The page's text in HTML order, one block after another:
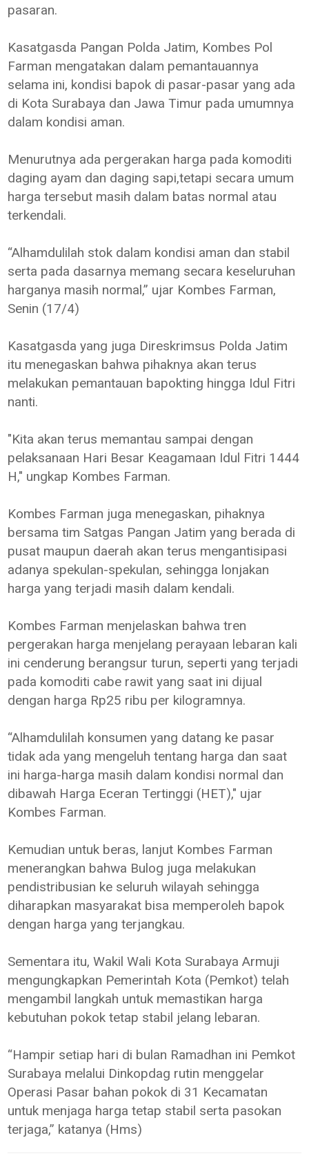
pasaran.
Kasatgasda Pangan Polda Jatim, Kombes Pol
Farman mengatakan dalam pemantauannya
selama ini, kondisi bapok di pasar-pasar yang ada
di Kota Surabaya dan Jawa Timur pada umumnya
dalam kondisi aman.
Menurutnya ada pergerakan harga pada komoditi
daging ayam dan daging sapi,tetapi secara umum
harga tersebut masih dalam batas normal atau
terkendali.
“Alhamdulilah stok dalam kondisi aman dan stabil
serta pada dasarnya memang secara keseluruhan
harganya masih normal,” ujar Kombes Farman,
Senin (17/4)
Kasatgasda yang juga Direskrimsus Polda Jatim
itu menegaskan bahwa pihaknya akan terus
melakukan pemantauan bapokting hingga Idul Fitri
nanti.
"Kita akan terus memantau sampai dengan
pelaksanaan Hari Besar Keagamaan Idul Fitri 1444
H," ungkap Kombes Farman.
Kombes Farman juga menegaskan, pihaknya
bersama tim Satgas Pangan Jatim yang berada di
pusat maupun daerah akan terus mengantisipasi
adanya spekulan-spekulan, sehingga lonjakan
harga yang terjadi masih dalam kendali.
Kombes Farman menjelaskan bahwa tren
pergerakan harga menjelang perayaan lebaran kali
ini cenderung berangsur turun, seperti yang terjadi
pada komoditi cabe rawit yang saat ini dijual
dengan harga Rp25 ribu per kilogramnya.
“Alhamdulilah konsumen yang datang ke pasar
tidak ada yang mengeluh tentang harga dan saat
ini harga-harga masih dalam kondisi normal dan
dibawah Harga Eceran Tertinggi (HET)," ujar
Kombes Farman.
Kemudian untuk beras, lanjut Kombes Farman
menerangkan bahwa Bulog juga melakukan
pendistribusian ke seluruh wilayah sehingga
diharapkan masyarakat bisa memperoleh bapok
dengan harga yang terjangkau.
Sementara itu, Wakil Wali Kota Surabaya Armuji
mengungkapkan Pemerintah Kota (Pemkot) telah
mengambil langkah untuk memastikan harga
kebutuhan pokok tetap stabil jelang lebaran.
“Hampir setiap hari di bulan Ramadhan ini Pemkot
Surabaya melalui Dinkopdag rutin menggelar
Operasi Pasar bahan pokok di 31 Kecamatan
untuk menjaga harga tetap stabil serta pasokan
terjaga,” katanya (Hms)